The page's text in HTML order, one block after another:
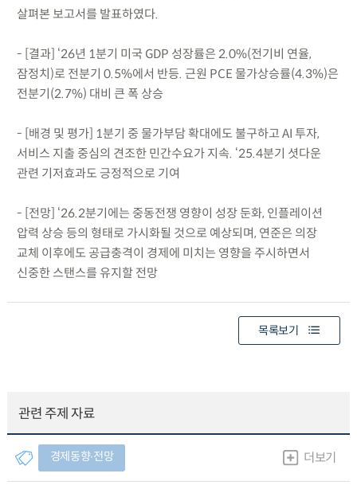
살펴본 보고서를 발표하였다.
- [결과] ‘26년 1분기 미국 GDP 성장률은 2.0%(전기비 연율,
잠정치)로 전분기 0.5%에서 반등. 근원 PCE 물가상승률(4.3%)은
전분기(2.7%) 대비 큰 폭 상승
- [배경 및 평가] 1분기 중 물가부담 확대에도 불구하고 AI 투자,
서비스 지출 중심의 견조한 민간수요가 지속. ‘25.4분기 셧다운
관련 기저효과도 긍정적으로 기여
- [전망] ‘26.2분기에는 중동전쟁 영향이 성장 둔화, 인플레이션
압력 상승 등의 형태로 가시화될 것으로 예상되며, 연준은 의장
교체 이후에도 공급충격이 경제에 미치는 영향을 주시하면서
신중한 스탠스를 유지할 전망
목록보기
관련 주제 자료
경제동향∙전망 더보기